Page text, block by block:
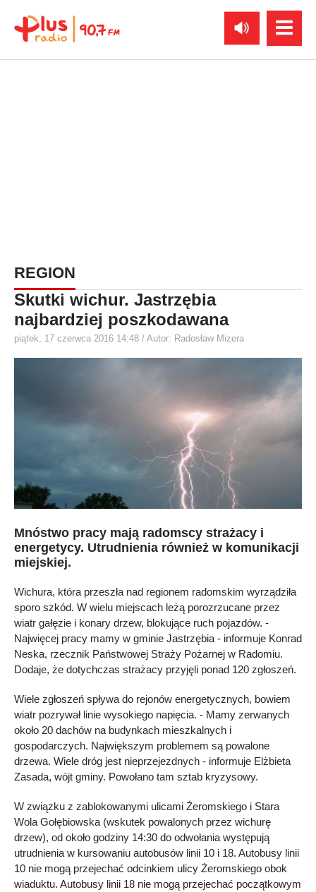
REGION
Skutki wichur. Jastrzębia
najbardziej poszkodawana
piątek, 17 czerwca 2016 14:48 / Autor: Radosław Mizera
Mnóstwo pracy mają radomscy strażacy i
energetycy. Utrudnienia również w komunikacji
miejskiej.
Wichura, która przeszła nad regionem radomskim wyrządziła
sporo szkód. W wielu miejscach leżą porozrzucane przez
wiatr gałęzie i konary drzew, blokujące ruch pojazdów. -
Najwięcej pracy mamy w gminie Jastrzębia - informuje Konrad
Neska, rzecznik Państwowej Straży Pożarnej w Radomiu.
Dodaje, że dotychczas strażacy przyjęli ponad 120 zgłoszeń.
Wiele zgłoszeń spływa do rejonów energetycznych, bowiem
wiatr pozrywał linie wysokiego napięcia. - Mamy zerwanych
około 20 dachów na budynkach mieszkalnych i
gospodarczych. Największym problemem są powalone
drzewa. Wiele dróg jest nieprzejezdnych - informuje Elżbieta
Zasada, wójt gminy. Powołano tam sztab kryzysowy.
W związku z zablokowanymi ulicami Żeromskiego i Stara
Wola Gołębiowska (wskutek powalonych przez wichurę
drzew), od około godziny 14:30 do odwołania występują
utrudnienia w kursowaniu autobusów linii 10 i 18. Autobusy linii
10 nie mogą przejechać odcinkiem ulicy Żeromskiego obok
wiaduktu. Autobusy linii 18 nie mogą przejechać początkowym